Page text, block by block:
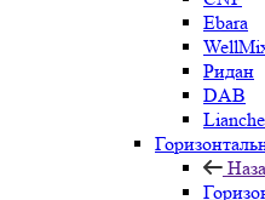
Ebara
Ридан
DAB